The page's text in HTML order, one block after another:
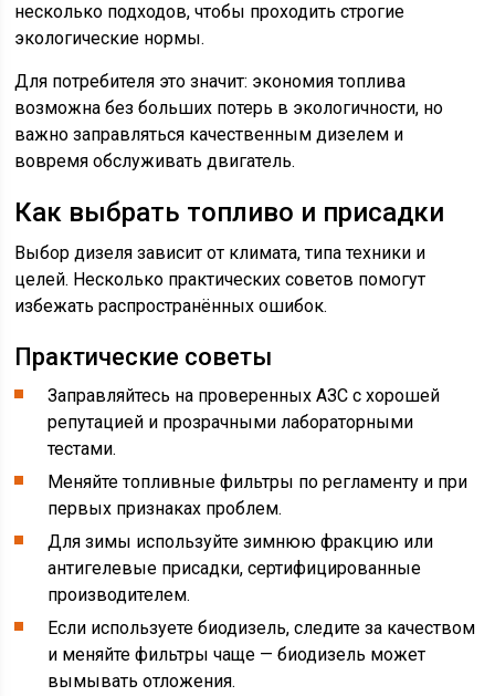
несколько подходов, чтобы проходить строгие
экологические нормы.
Для потребителя это значит: экономия топлива
возможна без больших потерь в экологичности, но
важно заправляться качественным дизелем и
вовремя обслуживать двигатель.
Как выбрать топливо и присадки
Выбор дизеля зависит от климата, типа техники и
целей. Несколько практических советов помогут
избежать распространённых ошибок.
Практические советы
Заправляйтесь на проверенных АЗС с хорошей
репутацией и прозрачными лабораторными
тестами.
Меняйте топливные фильтры по регламенту и при
первых признаках проблем.
Для зимы используйте зимнюю фракцию или
антигелевые присадки, сертифицированные
производителем.
Если используете биодизель, следите за качеством
и меняйте фильтры чаще — биодизель может
вымывать отложения.